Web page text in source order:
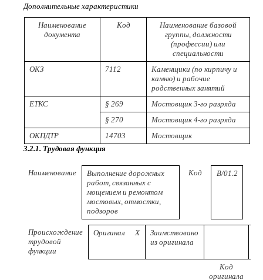
Дополнительные характеристики
Наименование
документа
Код
Наименование базовой
группы, должности
(профессии) или
специальности
ОКЗ
7112
Каменщики (по кирпичу и
камню) и рабочие
родственных занятий
ЕТКС
§ 269
Мостовщик 3-го разряда
§ 270
Мостовщик 4-го разряда
ОКПДТР
14703
Мостовщик
3.2.1. Трудовая функция
Наименование
Выполнение дорожных
работ, связанных с
мощением и ремонтом
мостовых, отмостки,
подзоров
Код B/01.2
Происхождение
трудовой
функции
Оригинал Х
Заимствовано
из оригинала
Код
оригинала